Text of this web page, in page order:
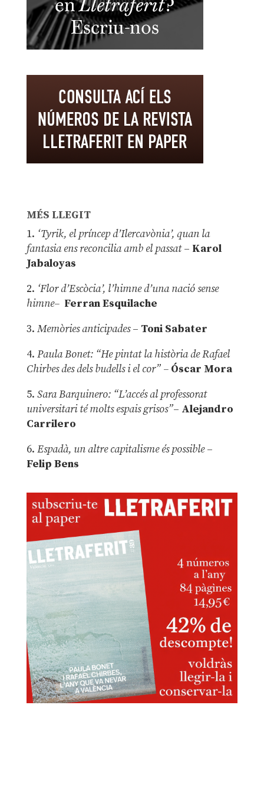
MÉS LLEGIT
1. ‘Tyrik, el príncep d’Ilercavònia’, quan la
fantasia ens reconcilia amb el passat– Karol
Jabaloyas
2. ‘Flor d’Escòcia’, l’himne d’una nació sense
himne– Ferran Esquilache
3. Memòries anticipades– Toni Sabater
4. Paula Bonet: “He pintat la història de Rafael
Chirbes des dels budells i el cor” –Óscar Mora
5. Sara Barquinero: “L’accés al professorat
universitari té molts espais grisos”– Alejandro
Carrilero
6. Espadà, un altre capitalisme és possible –
Felip Bens